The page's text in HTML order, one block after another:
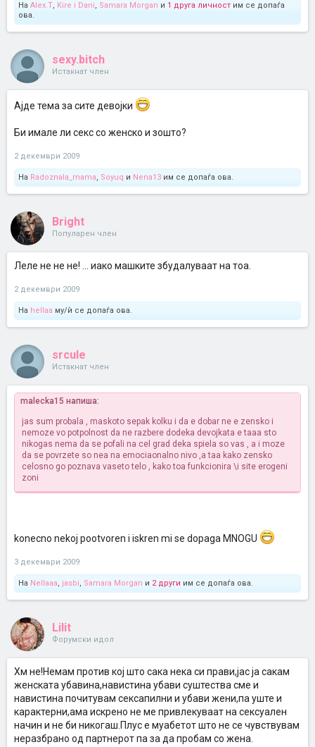
На Alex.T, Kire i Dani, Samara Morgan и 1 друга личност им се допаѓа
ова.
sexy.bitch
Истакнат член
Ајде тема за сите девојки
Би имале ли секс со женско и зошто?
2 декември 2009
На Radoznala_mama, Soyuq и Nena13 им се допаѓа ова.
Bright
Популарен член
Леле не не не! ... иако машките збудалуваат на тоа.
2 декември 2009
На hellaa му/ѝ се допаѓа ова.
srcule
Истакнат член
malecka15 напиша:
jas sum probala , maskoto sepak kolku i da e dobar ne e zensko i
nemoze vo potpolnost da ne razbere dodeka devojkata e taaa sto
nikogas nema da se pofali na cel grad deka spiela so vas , a i moze
da se povrzete so nea na emociaonalno nivo ,a taa kako zensko
celosno go poznava vaseto telo , kako toa funkcionira \i site erogeni
zoni
konecno nekoj pootvoren i iskren mi se dopaga MNOGU
3 декември 2009
На Nellaaa, jasbi, Samara Morgan и 2 други им се допаѓа ова.
Lilit
Форумски идол
Хм не!Немам против кој што сака нека си прави,јас ја сакам
женската убавина,навистина убави суштества сме и
навистина почитувам сексапилни и убави жени,па уште и
карактерни,ама искрено не ме привлекуваат на сексуален
начин и не би никогаш.Плус е муабетот што не се чувствувам
неразбрано од партнерот па за да пробам со жена.